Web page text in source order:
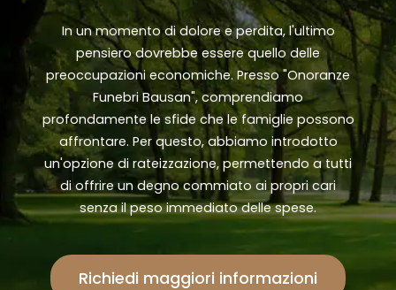
In un momento di dolore e perdita, l'ultimo
pensiero dovrebbe essere quello delle
preoccupazioni economiche. Presso "Onoranze
Funebri Bausan", comprendiamo
profondamente le sfide che le famiglie possono
affrontare. Per questo, abbiamo introdotto
un'opzione di rateizzazione, permettendo a tutti
di offrire un degno commiato ai propri cari
senza il peso immediato delle spese.
Richiedi maggiori informazioni